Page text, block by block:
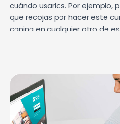
cuándo usarlos. Por ejemplo,
que recojas por hacer este
canina en cualquier otro de